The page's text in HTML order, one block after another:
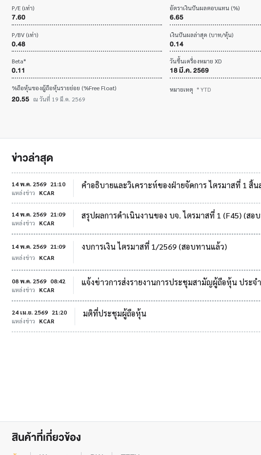
P/E (เท่า)
7.60
อัตราเงินปันผลตอบแทน (%)
6.65
P/BV (เท่า)
0.48
เงินปันผลล่าสุด (บาท/หุ้น)
0.14
Beta*
0.11
วันขึ้นเครื่องหมาย XD
18 มี.ค. 2569
%ถือหุ้นของผู้ถือหุ้นรายย่อย (%Free Float)
20.55 ณ วันที่ 19 มี.ค. 2569
หมายเหตุ * YTD
ข่าวล่าสุด
14 พ.ค. 2569 21:10
แหล่งข่าว
KCAR
คำอธิบายและวิเคราะห์ของฝ่ายจัดการ ไตรมาสที่ 1 สิ้
14 พ.ค. 2569 21:09
แหล่งข่าว
KCAR
สรุปผลการดำเนินงานของ บจ. ไตรมาสที่ 1 (F45) (สอ
14 พ.ค. 2569 21:09
แหล่งข่าว
KCAR
งบการเงิน ไตรมาสที่ 1/2569 (สอบทานแล้ว)
08 พ.ค. 2569 08:42
แหล่งข่าว
KCAR
แจ้งข่าวการส่งรายงานการประชุมสามัญผู้ถือหุ้น ประจ
24 เม.ย. 2569 21:20
แหล่งข่าว
KCAR
มติที่ประชุมผู้ถือหุ้น
สินค้าที่เกี่ยวข้อง